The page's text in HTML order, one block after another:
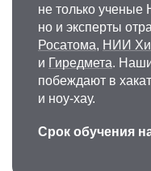
не только
но и эксперты
Росатома, НИИ
и Гиредмета.
побеждают в
и ноу-хау.
Срок обучения